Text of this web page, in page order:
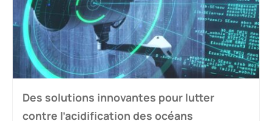
Des solutions innovantes pour lutter
contre l’acidification des océans